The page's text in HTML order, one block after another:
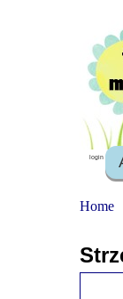
login
Home